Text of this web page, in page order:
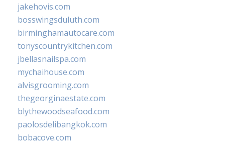
jakehovis.com
bosswingsduluth.com
birminghamautocare.com
tonyscountrykitchen.com
jbellasnailspa.com
mychaihouse.com
alvisgrooming.com
thegeorginaestate.com
blythewoodseafood.com
paolosdelibangkok.com
bobacove.com